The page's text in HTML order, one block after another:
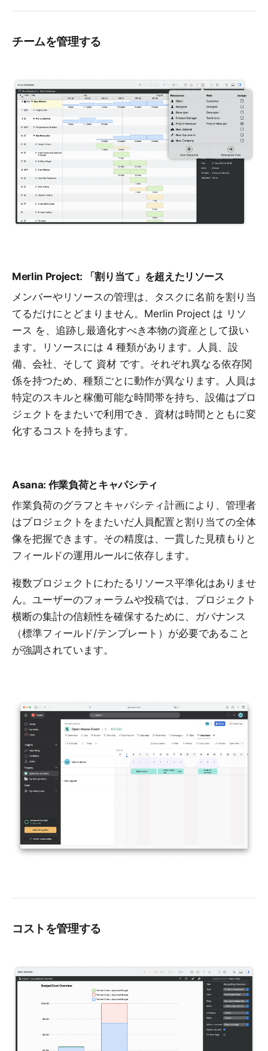
チームを管理する
Merlin Project: 「割り当て」を超えたリソース
メンバーやリソースの管理は、タスクに名前を割り当
てるだけにとどまりません。Merlin Project は リソ
ース を、追跡し最適化すべき本物の資産として扱い
ます。リソースには 4 種類があります。人員、設
備、会社、そして 資材 です。それぞれ異なる依存関
係を持つため、種類ごとに動作が異なります。人員は
特定のスキルと稼働可能な時間帯を持ち、設備はプロ
ジェクトをまたいで利用でき、資材は時間とともに変
化するコストを持ちます。
Asana: 作業負荷とキャパシティ
作業負荷のグラフとキャパシティ計画により、管理者
はプロジェクトをまたいだ人員配置と割り当ての全体
像を把握できます。その精度は、一貫した見積もりと
フィールドの運用ルールに依存します。
複数プロジェクトにわたるリソース平準化はありませ
ん。ユーザーのフォーラムや投稿では、プロジェクト
横断の集計の信頼性を確保するために、ガバナンス
（標準フィールド/テンプレート）が必要であること
が強調されています。
コストを管理する